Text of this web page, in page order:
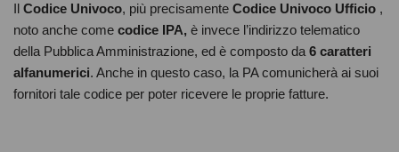
Il Codice Univoco, più precisamente Codice Univoco Ufficio ,
noto anche come codice IPA, è invece l’indirizzo telematico
della Pubblica Amministrazione, ed è composto da 6 caratteri
alfanumerici. Anche in questo caso, la PA comunicherà ai suoi
fornitori tale codice per poter ricevere le proprie fatture.